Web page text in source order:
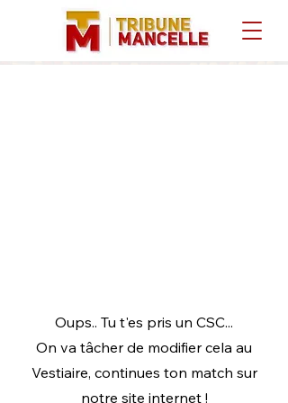
Oups.. Tu t'es pris un CSC...
On va tâcher de modifier cela au
Vestiaire, continues ton match sur
notre site internet !